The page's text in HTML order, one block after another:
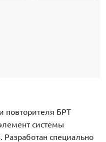
повторителя БРТ
системы
специально